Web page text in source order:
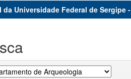
Universidade Federal de Sergipe -